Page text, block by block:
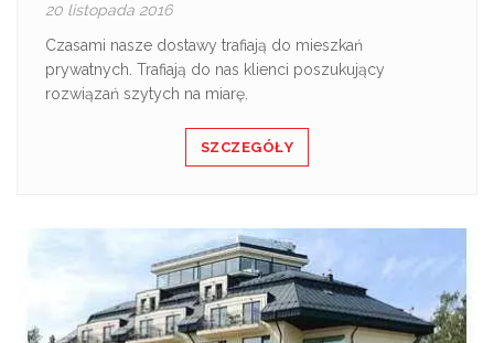
20 listopada 2016
Czasami nasze dostawy trafiają do mieszkań
prywatnych. Trafiają do nas klienci poszukujący
rozwiązań szytych na miarę.
SZCZEGÓŁY